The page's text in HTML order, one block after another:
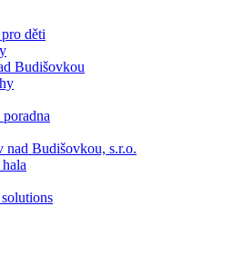
děti
Budišovkou
nad Budišovkou, s.r.o.